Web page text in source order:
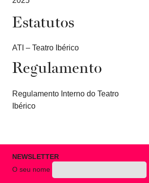
Estatutos
ATI – Teatro Ibérico
Regulamento
Regulamento Interno do Teatro
Ibérico
NEWSLETTER
O seu nome